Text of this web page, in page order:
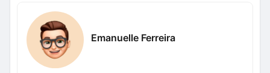
Emanuelle Ferreira